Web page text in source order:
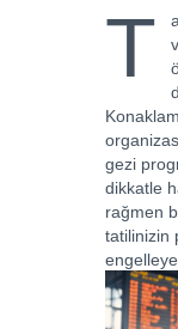
T
gezi
dikkatle
rağmen
tatilinizin